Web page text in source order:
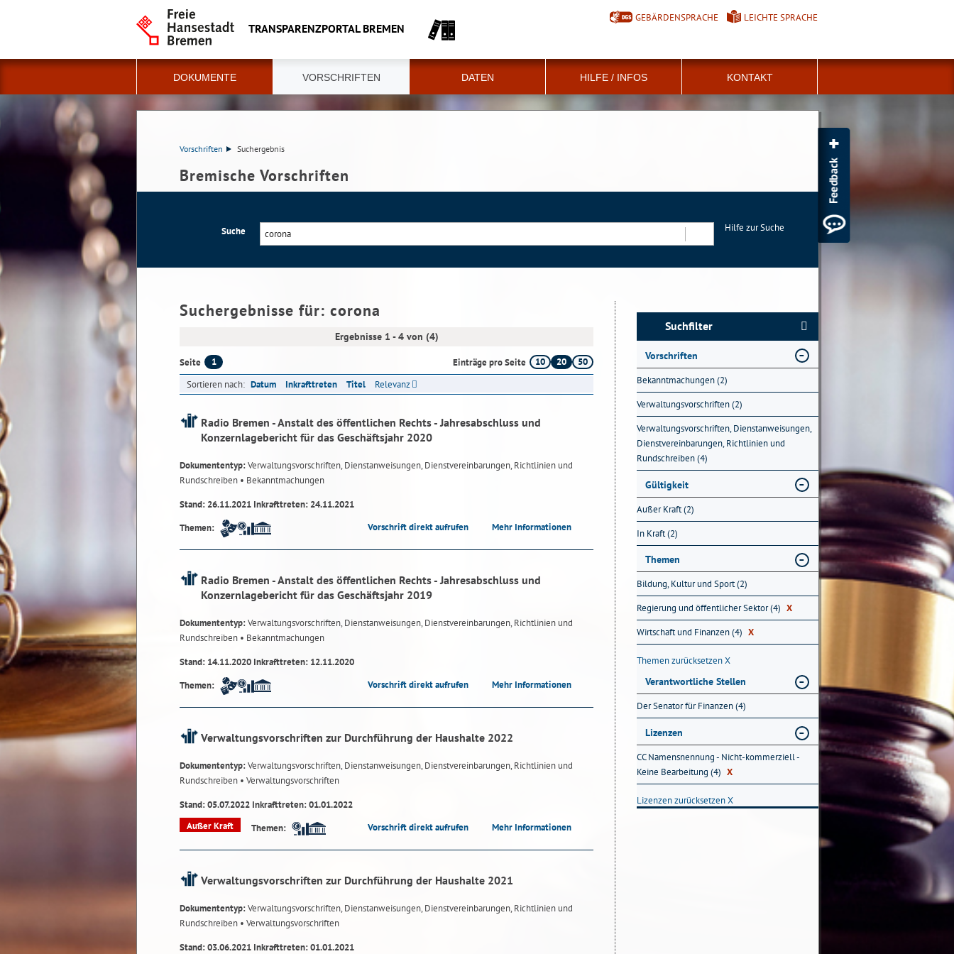
TRANSPARENZPORTAL BREMEN
GEBÄRDENSPRACHE LEICHTE SPRACHE
DOKUMENTE VORSCHRIFTEN DATEN HILFE / INFOS KONTAKT
Vorschriften Suchergebnis
Bremische Vorschriften
Suche
Hilfe zur Suche
Suchergebnisse für: corona
Ergebnisse 1 - 4 von (4)
Seite 1 Einträge pro Seite 10 20
50
Sortieren nach: Datum Inkrafttreten Titel Relevanz
Radio Bremen - Anstalt des öffentlichen Rechts - Jahresabschluss und
Konzernlagebericht für das Geschäftsjahr 2020
Dokumententyp:Verwaltungsvorschriften, Dienstanweisungen, Dienstvereinbarungen, Richtlinien und
Rundschreiben • Bekanntmachungen
Stand: 26.11.2021 Inkrafttreten: 24.11.2021
Themen:
Vorschrift direkt aufrufen Mehr Informationen
Radio Bremen - Anstalt des öffentlichen Rechts - Jahresabschluss und
Konzernlagebericht für das Geschäftsjahr 2019
Dokumententyp:Verwaltungsvorschriften, Dienstanweisungen, Dienstvereinbarungen, Richtlinien und
Rundschreiben • Bekanntmachungen
Stand: 14.11.2020 Inkrafttreten: 12.11.2020
Themen:
Vorschrift direkt aufrufen Mehr Informationen
Verwaltungsvorschriften zur Durchführung der Haushalte 2022
Dokumententyp:Verwaltungsvorschriften, Dienstanweisungen, Dienstvereinbarungen, Richtlinien und
Rundschreiben • Verwaltungsvorschriften
Stand: 05.07.2022 Inkrafttreten: 01.01.2022
Außer Kraft
Themen: Vorschrift direkt aufrufen Mehr Informationen
Verwaltungsvorschriften zur Durchführung der Haushalte 2021
Dokumententyp:Verwaltungsvorschriften, Dienstanweisungen, Dienstvereinbarungen, Richtlinien und
Rundschreiben • Verwaltungsvorschriften
Stand: 03.06.2021 Inkrafttreten: 01.01.2021
Suchfilter
Vorschriften
Bekanntmachungen (2)
Verwaltungsvorschriften (2)
Verwaltungsvorschriften, Dienstanweisungen,
Dienstvereinbarungen, Richtlinien und
Rundschreiben (4)
Gültigkeit
Außer Kraft (2)
In Kraft (2)
Themen
Bildung, Kultur und Sport (2)
Regierung und öffentlicher Sektor (4) X
Wirtschaft und Finanzen (4) X
Themen zurücksetzenX
Verantwortliche Stellen
Der Senator für Finanzen (4)
Lizenzen
CC Namensnennung - Nicht-kommerziell -
Keine Bearbeitung (4) X
Lizenzen zurücksetzenX